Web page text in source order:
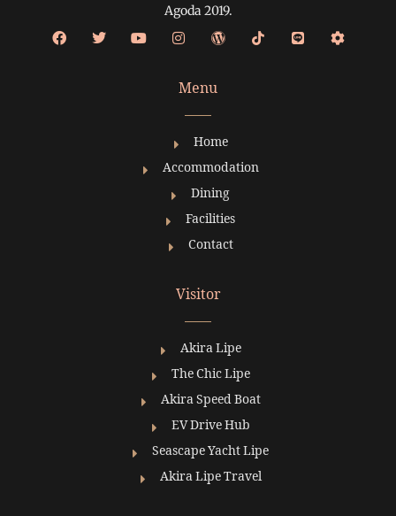
Agoda 2019.
Menu
Home
Accommodation
Dining
Facilities
Contact
Visitor
Akira Lipe
The Chic Lipe
Akira Speed Boat
EV Drive Hub
Seascape Yacht Lipe
Akira Lipe Travel